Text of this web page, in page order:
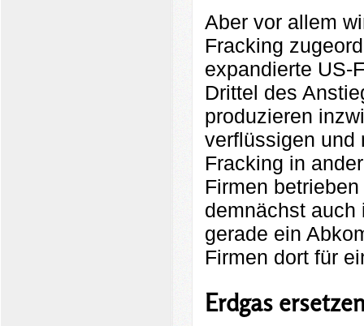
Aber vor allem
Fracking
expandierte US-
Drittel des
produzieren
verflüssigen und
Fracking in
Firmen
demnächst auch
gerade ein
Firmen dort für
Erdgas